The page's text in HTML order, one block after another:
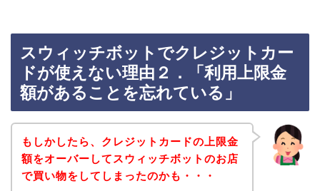
スウィッチボットでクレジットカー
ドが使えない理由２．「利用上限金
額があることを忘れている」
もしかしたら、クレジットカードの上限金
額をオーバーしてスウィッチボットのお店
で買い物をしてしまったのかも・・・